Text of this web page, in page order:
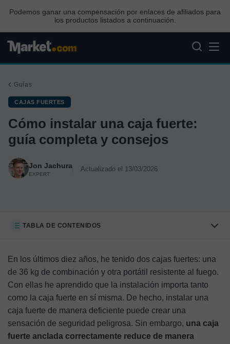
Podemos ganar una compensación por enlaces de afiliados para
los productos listados a continuación.
Guías
CAJAS FUERTES
Cómo instalar una caja fuerte:
guía completa y consejos
Jon Jachura
EXPERT
Actualizado el 13/03/2026
TABLA DE CONTENIDOS
Guía paso a paso para instalar una caja fuerte
Elige una caja fuerte del tipo y tamaño adecuados
Otros consejos para aumentar la seguridad
Cuándo se debe contratar a un profesional
En los últimos diez años, he tenido dos cajas fuertes: una
de 36 kg de combinación y otra portátil resistente al fuego.
Con ellas he aprendido que la instalación importa tanto
como la caja fuerte en sí misma. De hecho, instalar una
caja fuerte de manera deficiente puede crear una
sensación de seguridad peligrosa. Sin embargo, una caja
fuerte anclada correctamente reduce de manera